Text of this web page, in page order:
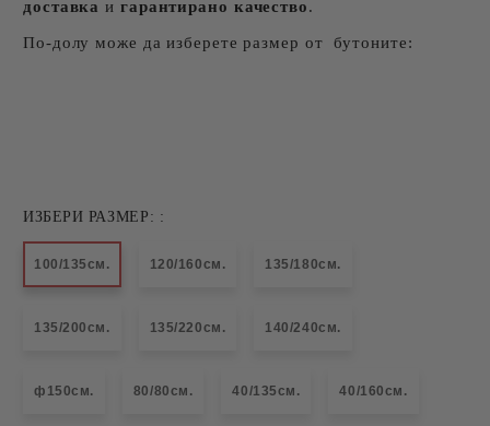
доставка и гарантирано качество.
По-долу може да изберете размер от бутоните:
ИЗБЕРИ РАЗМЕР: :
100/135см. 120/160см. 135/180см.
135/200см. 135/220см. 140/240см.
ф150см. 80/80см. 40/135см. 40/160см.